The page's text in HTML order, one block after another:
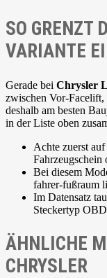
SO GRENZT
VARIANTE
Gerade bei Chrysler
zwischen Vor-Facelift,
deshalb am besten
in der Liste oben
Achte zuerst
Fahrzeugschein
Bei diesem
fahrer-fußraum
Im Datensatz
Steckertyp
ÄHNLICHE
CHRYSLER